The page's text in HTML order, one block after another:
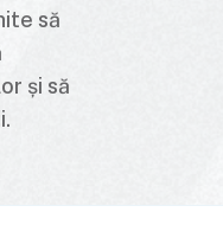
să
și să